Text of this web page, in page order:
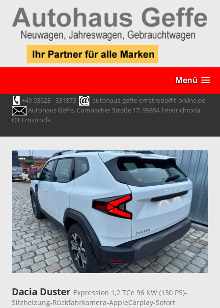
Menü
+49 03623 - 331873
autohaus-geffe-ernstroda@t-online.de
Autohaus Geffe, Cumbacher Straße 17, 99894 Friedrichroda
OT Ernstroda
Dacia Duster Expression 1,2 TCe 96 KW (130 PS)-
Sitzheizung-Rückfahrkamera-AppleCarplay-Sofort